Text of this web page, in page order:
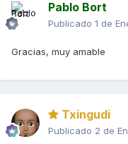
Pablo Bort
Publicado 1 de
Gracias, muy amable
Txingudi
Publicado 2 de